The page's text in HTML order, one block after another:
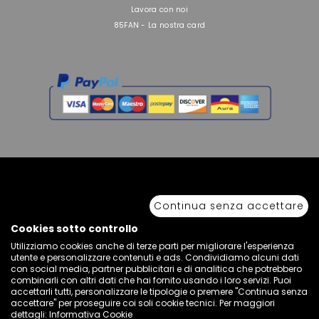
Lavora con noi
85FAN - La nostra card
Copyright © 2026 Sport 85 S.R.L. - All Rights Reserved. È vietata la riproduzione
anche parziale.
Via Piave Km 68,600 • 04100 Latina, Italia | P.IVA 01222400598 • N° REA LT -
Continua senza accettare
Cookies sotto controllo
Utilizziamo cookies anche di terze parti per migliorare l'esperienza
utente e personalizzare contenuti e ads. Condividiamo alcuni dati
con social media, partner pubblicitari e di analitica che potrebbero
combinarli con altri dati che hai fornito usando i loro servizi. Puoi
accettarli tutti, personalizzare le tipologie o premere "Continua senza
accettare" per proseguire coi soli cookie tecnici. Per maggiori
dettagli: Informativa Cookie